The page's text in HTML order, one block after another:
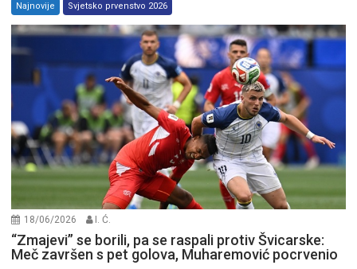
Najnovije Svjetsko prvenstvo 2026
18/06/2026 I. Ć.
“Zmajevi” se borili, pa se raspali protiv Švicarske:
Meč završen s pet golova, Muharemović pocrvenio